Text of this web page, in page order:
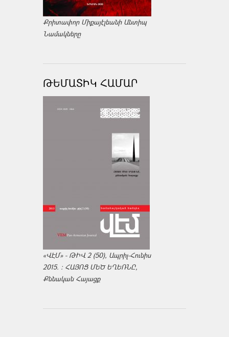
Քրիտափոր Միքայէլեանի Անտիպ
Նամակները
ԹԵՄԱՏԻԿ ՀԱՄԱՐ
«ՎԷՄ» - ԹԻՎ 2 (50), Ապրիլ-Հունիս
2015. : ՀԱՅՈՑ ՄԵԾ ԵՂԵՌՆԸ,
Քննական Հայացք